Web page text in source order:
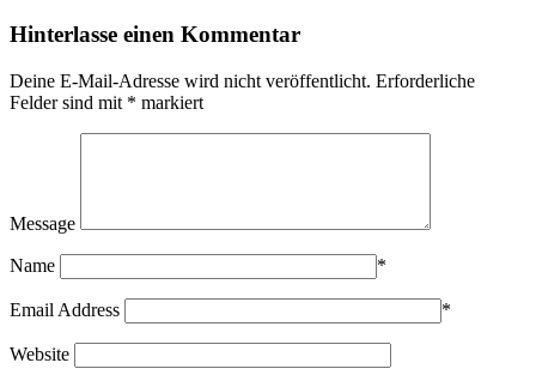
Hinterlasse einen Kommentar
Deine E-Mail-Adresse wird nicht veröffentlicht. Erforderliche
Felder sind mit * markiert
Message
Name *
Email Address *
Website